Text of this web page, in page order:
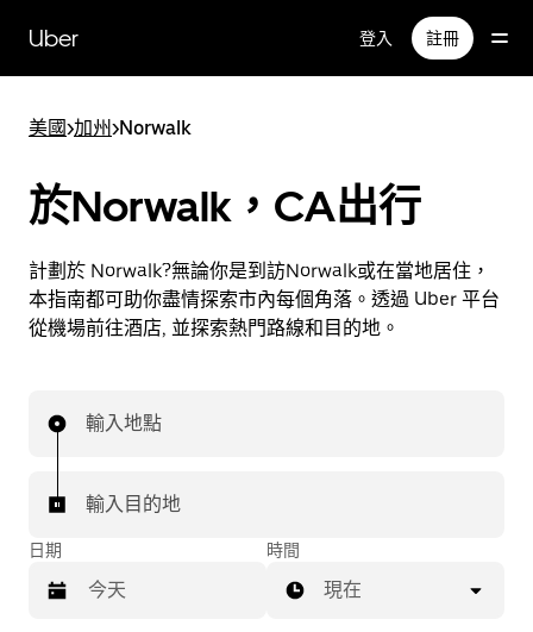
Uber 登入 註冊
美國>加州>Norwalk
於Norwalk，CA出行
計劃於 Norwalk?無論你是到訪Norwalk或在當地居住，
本指南都可助你盡情探索市內每個角落。透過 Uber 平台
從機場前往酒店, 並探索熱門路線和目的地。
輸入地點
輸入目的地
日期 時間
現在